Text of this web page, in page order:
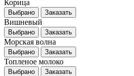
Корица
Выбрано Заказать
Вишневый
Выбрано Заказать
Морская волна
Выбрано Заказать
Топленое молоко
Выбрано Заказать